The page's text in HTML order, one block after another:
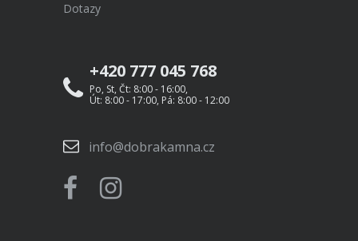
Dotazy
+420 777 045 768
Po, St, Čt: 8:00 - 16:00,
Út: 8:00 - 17:00, Pá: 8:00 - 12:00
info@dobrakamna.cz